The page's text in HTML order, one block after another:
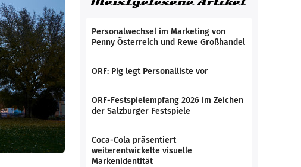
Personalwechsel im Marketing von
Penny Österreich und Rewe Großhandel
ORF: Pig legt Personalliste vor
ORF-Festspielempfang 2026 im Zeichen
der Salzburger Festspiele
Coca-Cola präsentiert
weiterentwickelte visuelle
Markenidentität